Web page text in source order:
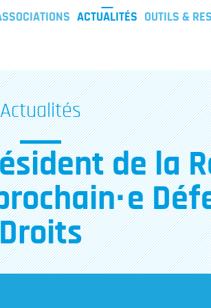
ACTUALITÉS OUTILS &
Actualités
de la